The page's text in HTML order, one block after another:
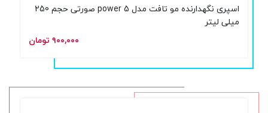
اسپری نگهدارنده مو تافت مدل 5 power صورتی حجم 250
میلی لیتر
۹۰۰,۰۰۰ تومان